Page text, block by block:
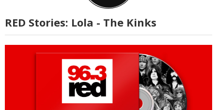
RED Stories: Lola - The Kinks